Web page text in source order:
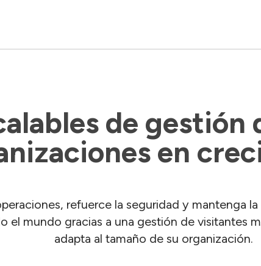
de
en
refuerce la seguridad y mantenga
el mundo gracias a una gestión de visitantes
adapta al tamaño de su organización.